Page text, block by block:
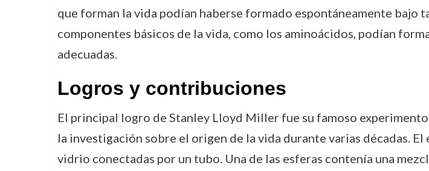
que forman la vida podían haberse formado espontáneamente
componentes básicos de la vida, como los aminoácidos, podían
adecuadas.
Logros y contribuciones
El principal logro de Stanley Lloyd Miller fue su famoso
la investigación sobre el origen de la vida durante varias décadas.
vidrio conectadas por un tubo. Una de las esferas contenía una